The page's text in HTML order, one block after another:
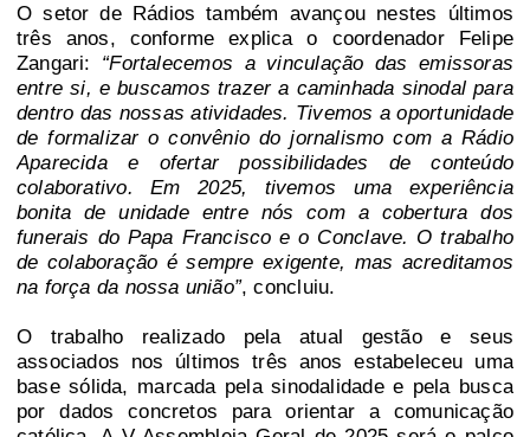
O setor de Rádios também avançou nestes últimos
três anos, conforme explica o coordenador Felipe
Zangari: “Fortalecemos a vinculação das emissoras
entre si, e buscamos trazer a caminhada sinodal para
dentro das nossas atividades. Tivemos a oportunidade
de formalizar o convênio do jornalismo com a Rádio
Aparecida e ofertar possibilidades de conteúdo
colaborativo. Em 2025, tivemos uma experiência
bonita de unidade entre nós com a cobertura dos
funerais do Papa Francisco e o Conclave. O trabalho
de colaboração é sempre exigente, mas acreditamos
na força da nossa união”, concluiu.
O trabalho realizado pela atual gestão e seus
associados nos últimos três anos estabeleceu uma
base sólida, marcada pela sinodalidade e pela busca
por dados concretos para orientar a comunicação